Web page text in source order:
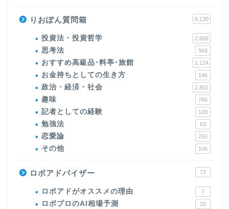
りおぽん質問箱 8,130
投資法・投資哲学 2,668
思考法 968
おすすめ高級品･料亭･旅館 1,124
お金持ちとしての生き方 146
政治・経済・社会 2,801
趣味 766
記者としての経験 129
勉強法 63
恋愛論 250
その他 106
ロボアドバイザー 73
ロボアドがオススメの理由 7
ロボプロのAI相場予測 20